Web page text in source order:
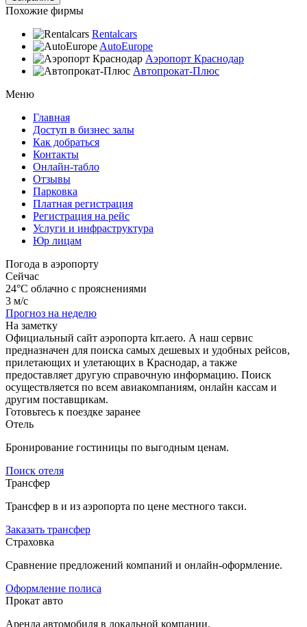
Похожие фирмы
Rentalcars
AutoEurope
Аэропорт Краснодар
Автопрокат-Плюс
Меню
Главная
Доступ в бизнес залы
Как добраться
Контакты
Онлайн-табло
Отзывы
Парковка
Платная регистрация
Регистрация на рейс
Услуги и инфраструктура
Юр лицам
Погода в аэропорту
Сейчас
24°C облачно с прояснениями
3 м/с
Прогноз на неделю
На заметку
Официальный сайт аэропорта krr.aero. А наш сервис
предназначен для поиска самых дешевых и удобных рейсов,
прилетающих и улетающих в Краснодар, а также
предоставляет другую справочную информацию. Поиск
осуществляется по всем авиакомпаниям, онлайн кассам и
другим поставщикам.
Готовьтесь к поездке заранее
Отель
Бронирование гостиницы по выгодным ценам.
Поиск отеля
Трансфер
Трансфер в и из аэропорта по цене местного такси.
Заказать трансфер
Страховка
Сравнение предложений компаний и онлайн-оформление.
Оформление полиса
Прокат авто
Аренда автомобиля в локальной компании.